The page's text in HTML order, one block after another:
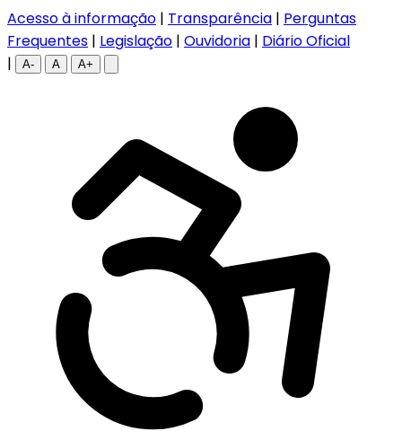
Acesso à informação | Transparência | Perguntas
Frequentes | Legislação | Ouvidoria | Diário Oficial
|
A- A A+